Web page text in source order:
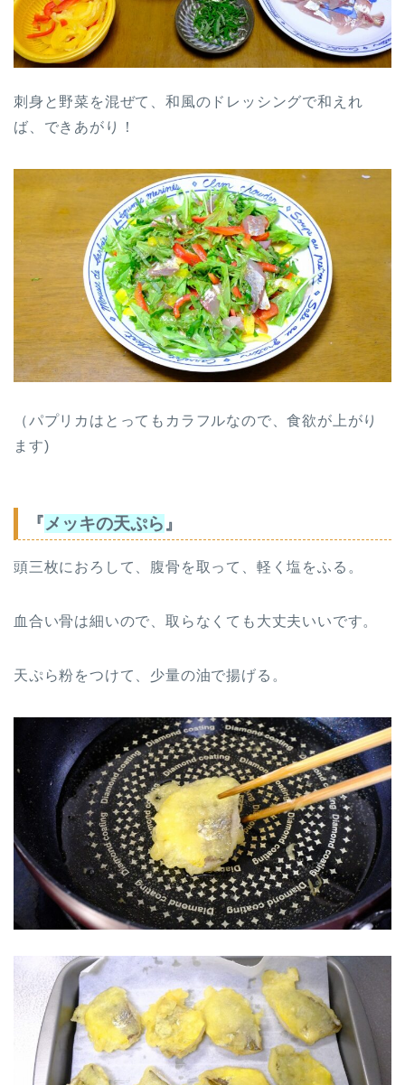
刺身と野菜を混ぜて、和風のドレッシングで和えれ
ば、できあがり！
（パプリカはとってもカラフルなので、食欲が上がり
ます)
『メッキの天ぷら 』
頭三枚におろして、腹骨を取って、軽く塩をふる。
血合い骨は細いので、取らなくても大丈夫いいです。
天ぷら粉をつけて、少量の油で揚げる。